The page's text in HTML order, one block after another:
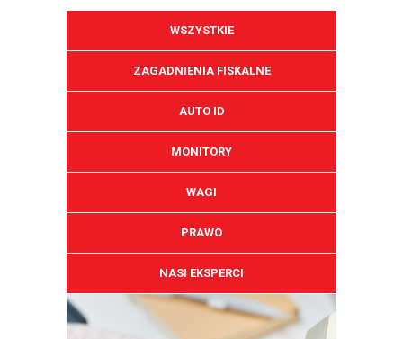
WSZYSTKIE
ZAGADNIENIA FISKALNE
AUTO ID
MONITORY
WAGI
PRAWO
NASI EKSPERCI